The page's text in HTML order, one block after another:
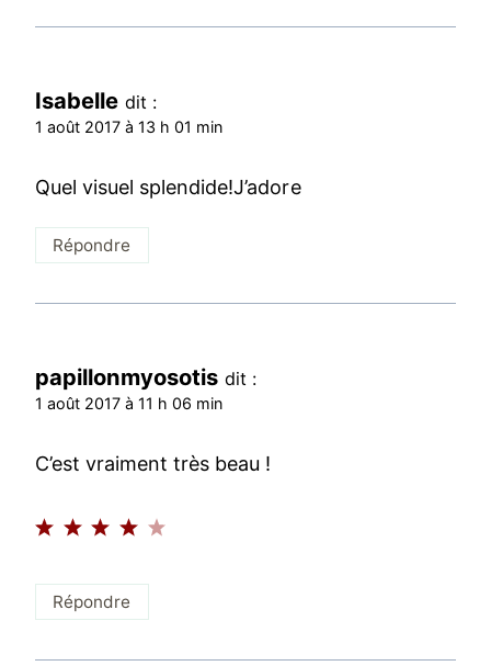
Isabelle dit :
1 août 2017 à 13 h 01 min
Quel visuel splendide!J’adore
Répondre
papillonmyosotis dit :
1 août 2017 à 11 h 06 min
C’est vraiment très beau !
Répondre